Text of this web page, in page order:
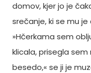
domov, kjer jo je
srečanje, ki se mu
»Hčerkama sem
klicala, prisegla sem
besedo,« se ji je